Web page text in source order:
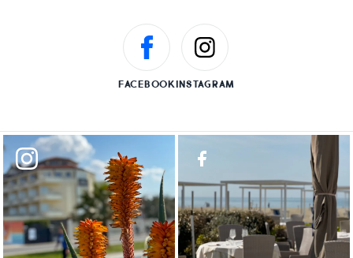
FACEBOOKINSTAGRAM